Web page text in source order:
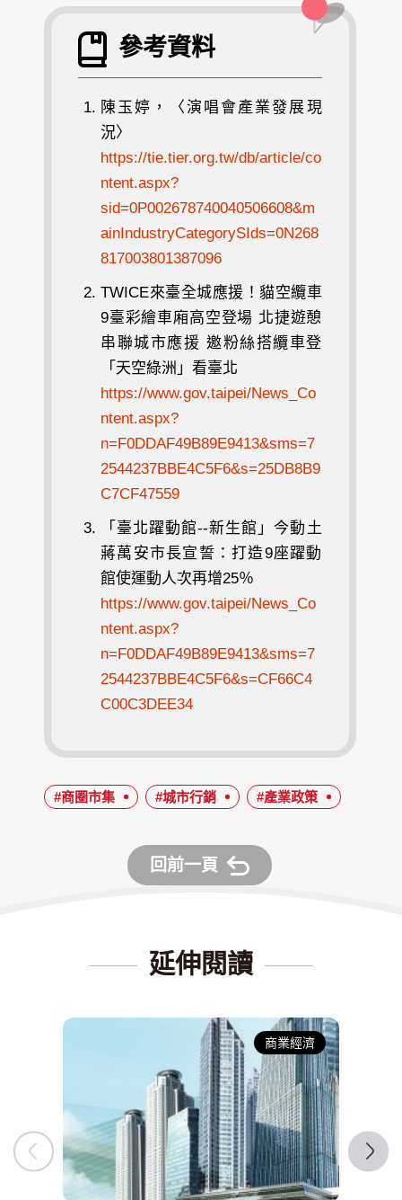
參考資料
陳玉婷，〈演唱會產業發展現
況〉
https://tie.tier.org.tw/db/article/co
ntent.aspx?
sid=0P002678740040506608&m
ainIndustryCategorySIds=0N268
817003801387096
TWICE來臺全城應援！貓空纜車
9臺彩繪車廂高空登場 北捷遊憩
串聯城市應援 邀粉絲搭纜車登
「天空綠洲」看臺北
https://www.gov.taipei/News_Co
ntent.aspx?
n=F0DDAF49B89E9413&sms=7
2544237BBE4C5F6&s=25DB8B9
C7CF47559
「臺北躍動館--新生館」今動土
蔣萬安市長宣誓：打造9座躍動
館使運動人次再增25％
https://www.gov.taipei/News_Co
ntent.aspx?
n=F0DDAF49B89E9413&sms=7
2544237BBE4C5F6&s=CF66C4
C00C3DEE34
#商圈市集 #城市行銷 #產業政策
回前一頁
延伸閱讀
商業經濟